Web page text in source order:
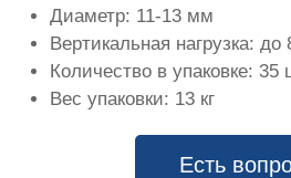
Диаметр: 11-13 мм
Вертикальная нагрузка: до
Количество в упаковке: 35
Вес упаковки: 13 кг
Есть